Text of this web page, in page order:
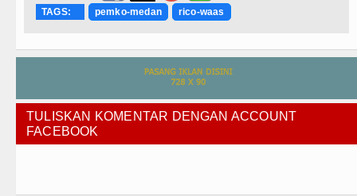
TAGS:
pemko-medan rico-waas
TULISKAN KOMENTAR DENGAN ACCOUNT
FACEBOOK